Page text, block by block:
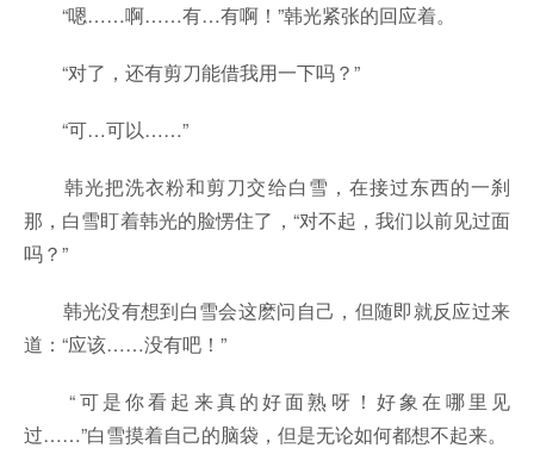
“嗯……啊……有…有啊！”韩光紧张的回应着。
“对了，还有剪刀能借我用一下吗？”
“可…可以……”
韩光把洗衣粉和剪刀交给白雪，在接过东西的一刹
那，白雪盯着韩光的脸愣住了，“对不起，我们以前见过面
吗？”
韩光没有想到白雪会这麽问自己，但随即就反应过来
道：“应该……没有吧！”
“可是你看起来真的好面熟呀！好象在哪里见
过……”白雪摸着自己的脑袋，但是无论如何都想不起来。